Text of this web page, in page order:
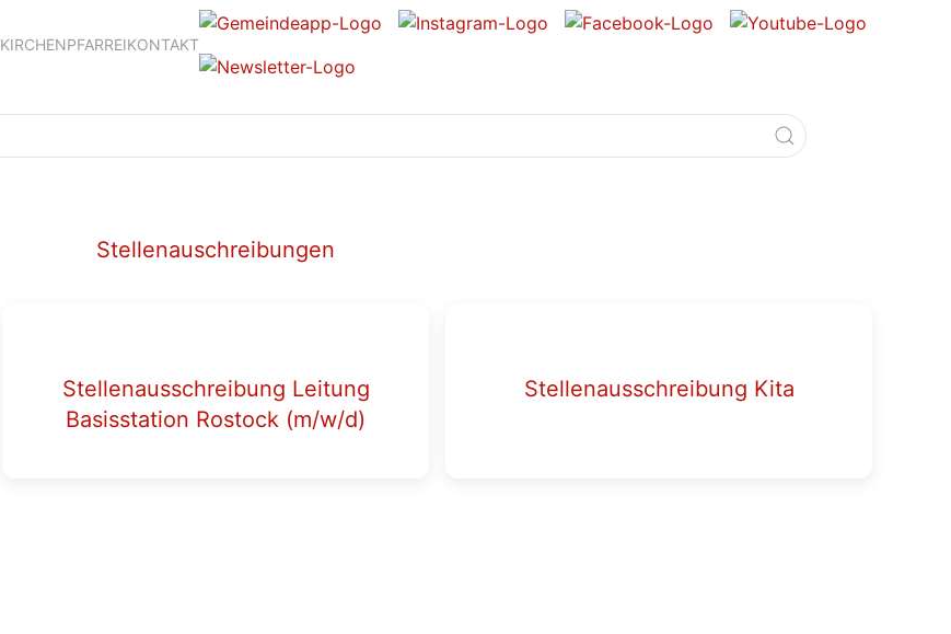
KIRCHENPFARREIKONTAKT
Stellenauschreibungen
Stellenausschreibung Leitung
Basisstation Rostock (m/w/d)
Stellenausschreibung Kita